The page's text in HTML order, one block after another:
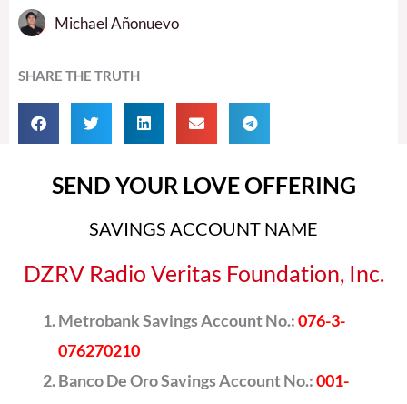
Michael Añonuevo
SHARE THE TRUTH
SEND YOUR LOVE OFFERING
SAVINGS ACCOUNT NAME
DZRV Radio Veritas Foundation, Inc.
Metrobank Savings Account No.:076-3-
076270210
Banco De Oro Savings Account No.:001-